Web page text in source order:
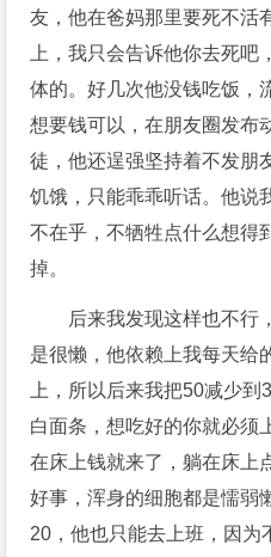
友，他在爸妈那里要死不活
上，我只会告诉他你去死
体的。好几次他没钱吃饭，
想要钱可以，在朋友圈发布
徒，他还逞强坚持着不发朋
饥饿，只能乖乖听话。他说
不在乎，不牺牲点什么想得
掉。
后来我发现这样也不行
是很懒，他依赖上我每天给
上，所以后来我把50减少
白面条，想吃好的你就必须
在床上钱就来了，躺在床上
好事，浑身的细胞都是懦弱
20，他也只能去上班，因为